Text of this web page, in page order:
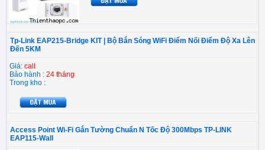
Tp-Link EAP215-Bridge KIT | Bộ Bắn Sóng WiFi Điểm Nối Điểm Độ Xa Lên
Đến 5KM
Giá: call
Bảo hành : 24 tháng
Trong kho :
Access Point Wi-Fi Gắn Tường Chuẩn N Tốc Độ 300Mbps TP-LINK
EAP115-Wall